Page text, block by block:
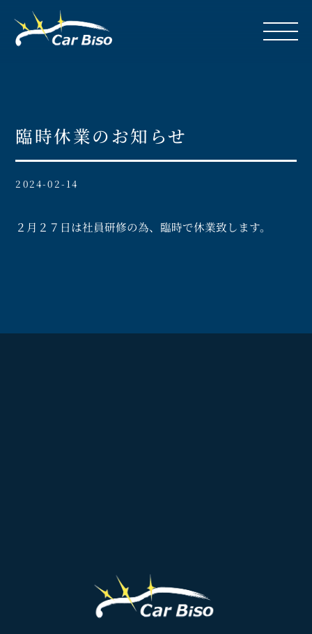
臨時休業のお知らせ
2024-02-14
２月２７日は社員研修の為、臨時で休業致します。